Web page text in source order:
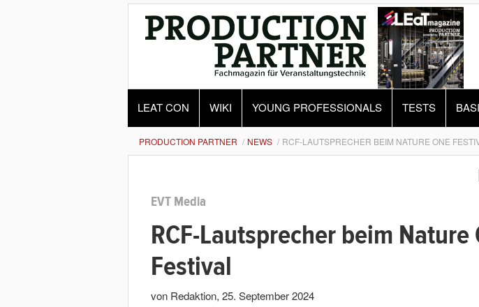
LEAT CON WIKI YOUNG PROFESSIONALS TESTS
PRODUCTION PARTNER NEWS RCF-LAUTSPRECHER BEIM NATURE ONE
EVT Media
RCF-Lautsprecher beim Nature
Festival
von Redaktion, 25. September 2024